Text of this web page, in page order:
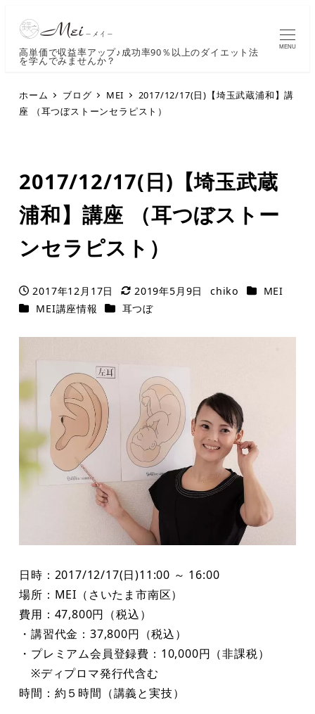
高単価で収益率アップ♪成功率90％以上のダイエット法
を学んでみませんか？
MENU
ホーム ブログ MEI
2017/12/17(日)【埼玉武蔵浦和】講
座 （耳つぼストーンセラピスト）
2017/12/17(日)【埼玉武蔵
浦和】講座 （耳つぼストー
ンセラピスト）
投稿日
2017年12月17日
更新日
2019年5月9日
著
chiko カテゴリー
MEI
カテゴリー
MEI講座情報 カテゴリー
耳つぼ
日時：2017/12/17(日)11:00 ～ 16:00
場所：MEI（さいたま市南区）
費用：47,800円（税込）
・講習代金：37,800円（税込）
・プレミアム会員登録費：10,000円（非課税）
※ディプロマ発行代含む
時間：約５時間（講義と実技）